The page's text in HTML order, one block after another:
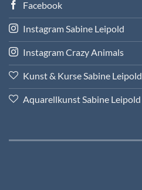
Facebook
Instagram Sabine Leipold
Instagram Crazy Animals
Kunst & Kurse Sabine Leipold
Aquarellkunst Sabine Leipold